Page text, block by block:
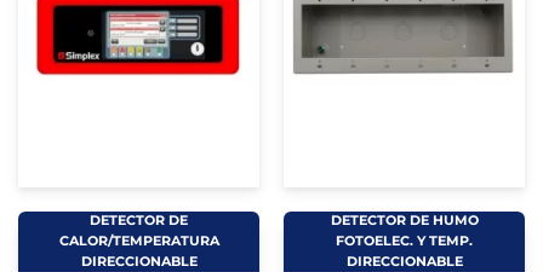
DETECTOR DE
CALOR/TEMPERATURA
DIRECCIONABLE
DETECTOR DE HUMO
FOTOELEC. Y TEMP.
DIRECCIONABLE